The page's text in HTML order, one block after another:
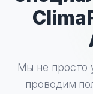
Мы не просто
проводим